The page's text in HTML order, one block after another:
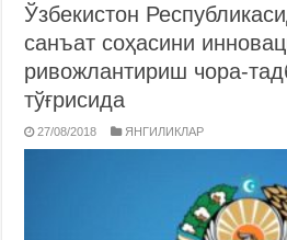
Ўзбекистон
санъат соҳасини
ривожлантириш чора-
тўғрисида
27/08/2018 ЯНГИЛИКЛАР